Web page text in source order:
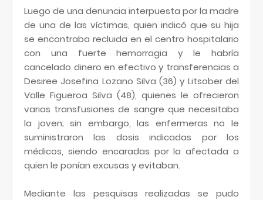
Luego de una denuncia interpuesta por la madre
de una de las víctimas, quien indicó que su hija
se encontraba recluida en el centro hospitalario
con una fuerte hemorragia y le habría
cancelado dinero en efectivo y transferencias a
Desiree Josefina Lozano Silva (36) y Litsober del
Valle Figueroa Silva (48), quienes le ofrecieron
varias transfusiones de sangre que necesitaba
la joven; sin embargo, las enfermeras no le
suministraron las dosis indicadas por los
médicos, siendo encaradas por la afectada a
quien le ponían excusas y evitaban.
Mediante las pesquisas realizadas se pudo